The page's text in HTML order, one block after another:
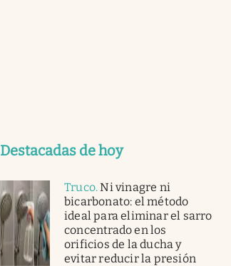
Destacadas de hoy
Truco.Ni vinagre ni
bicarbonato: el método
ideal para eliminar el sarro
concentrado en los
orificios de la ducha y
evitar reducir la presión